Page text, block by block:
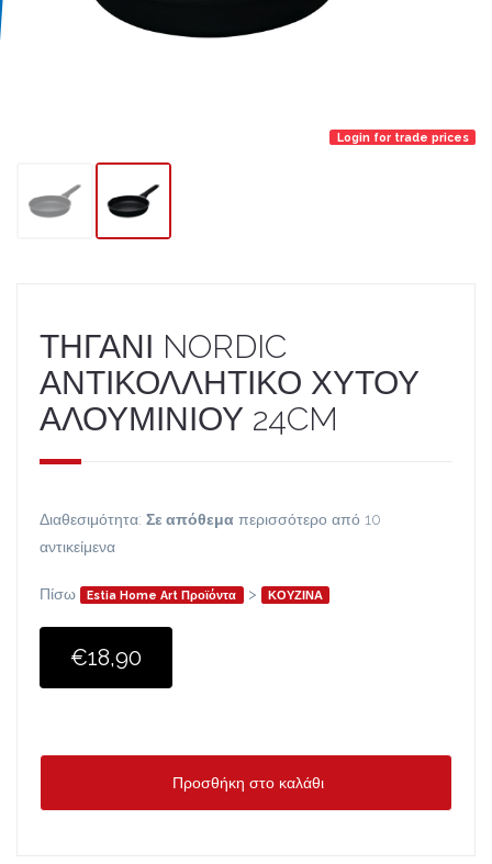
Login for trade prices
ΤΗΓΑΝΙ NORDIC
ΑΝΤΙΚΟΛΛΗΤΙΚΟ ΧΥΤΟΥ
ΑΛΟΥΜΙΝΙΟΥ 24CM
Διαθεσιμότητα: Σε απόθεμα περισσότερο από 10
αντικείμενα
Πίσω Estia Home Art Προϊόντα > ΚΟΥΖΙΝΑ
€18,90
Προσθήκη στο καλάθι